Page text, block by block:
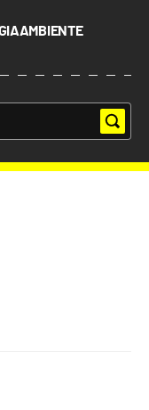
AMBIENTE